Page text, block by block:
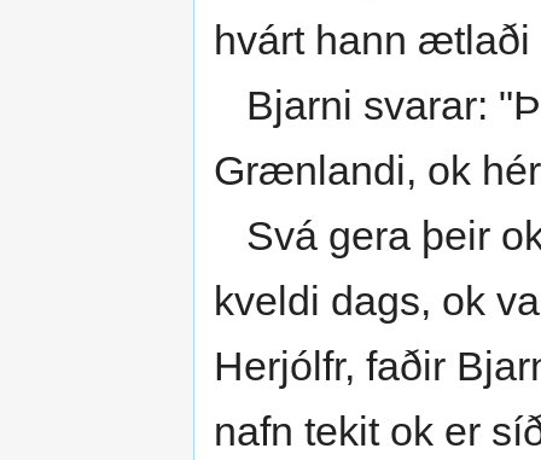
hvárt hann
Bjarni svarar:
Grænlandi, ok
Svá gera þeir
kveldi dags, ok
Herjólfr, faðir
nafn tekit ok er